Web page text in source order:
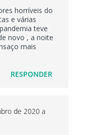
horríveis do
e várias
teve
novo , a noite
mais
RESPONDER
de 2020 a